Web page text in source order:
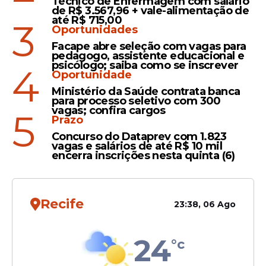
Divulgado
Prefeitura de Abreu e Lima
publica lista final de
aprovados em concurso;
veja candidatos chamados
Veja Também
Publicação oficial
edição de 1º de abril de 2026,pág. 67
documento apresenta a correção
de R$ 3.567,96 + vale-alimentação de
até R$ 715,00
3
Oportunidades
Facape abre seleção com vagas para
pedagogo, assistente educacional e
psicólogo; saiba como se inscrever
4
Oportunidade
Ministério da Saúde contrata banca
para processo seletivo com 300
vagas; confira cargos
5
Prazo
Concurso do Dataprev com 1.823
vagas e salários de até R$ 10 mil
encerra inscrições nesta quinta (6)
Recife 23:38, 06 Ago
24°c